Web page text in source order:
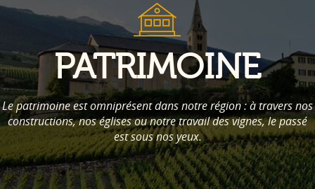
PATRIMOINE
Le patrimoine est omniprésent dans notre région : à travers nos
constructions, nos églises ou notre travail des vignes, le passé
est sous nos yeux.